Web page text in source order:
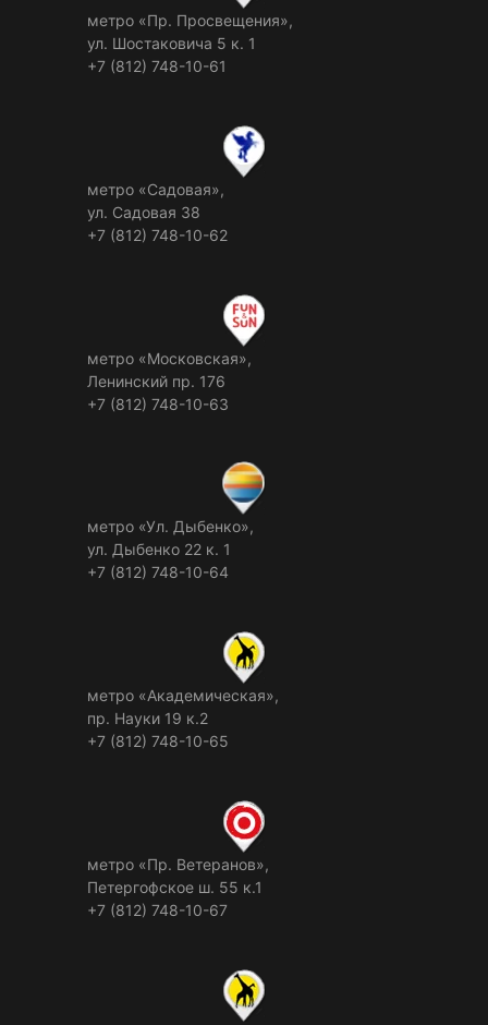
метро «Пр. Просвещения»,
ул. Шостаковича 5 к. 1
+7 (812) 748-10-61
метро «Садовая»,
ул. Садовая 38
+7 (812) 748-10-62
метро «Московская»,
Ленинский пр. 176
+7 (812) 748-10-63
метро «Ул. Дыбенко»,
ул. Дыбенко 22 к. 1
+7 (812) 748-10-64
метро «Академическая»,
пр. Науки 19 к.2
+7 (812) 748-10-65
метро «Пр. Ветеранов»,
Петергофское ш. 55 к.1
+7 (812) 748-10-67